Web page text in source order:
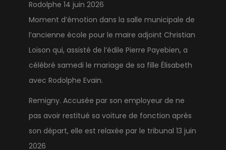
Rodolphe 14 juin 2026
Moment d’émotion dans la salle municipale de
l’ancienne école pour le maire adjoint Christian
Loison qui, assisté de l’édile Pierre Payebien, a
célébré samedi le mariage de sa fille Élisabeth
avec Rodolphe Evain.
Remigny. Accusée par son employeur de ne
pas avoir restitué sa voiture de fonction après
son départ, elle est relaxée par le tribunal 13 juin
2026